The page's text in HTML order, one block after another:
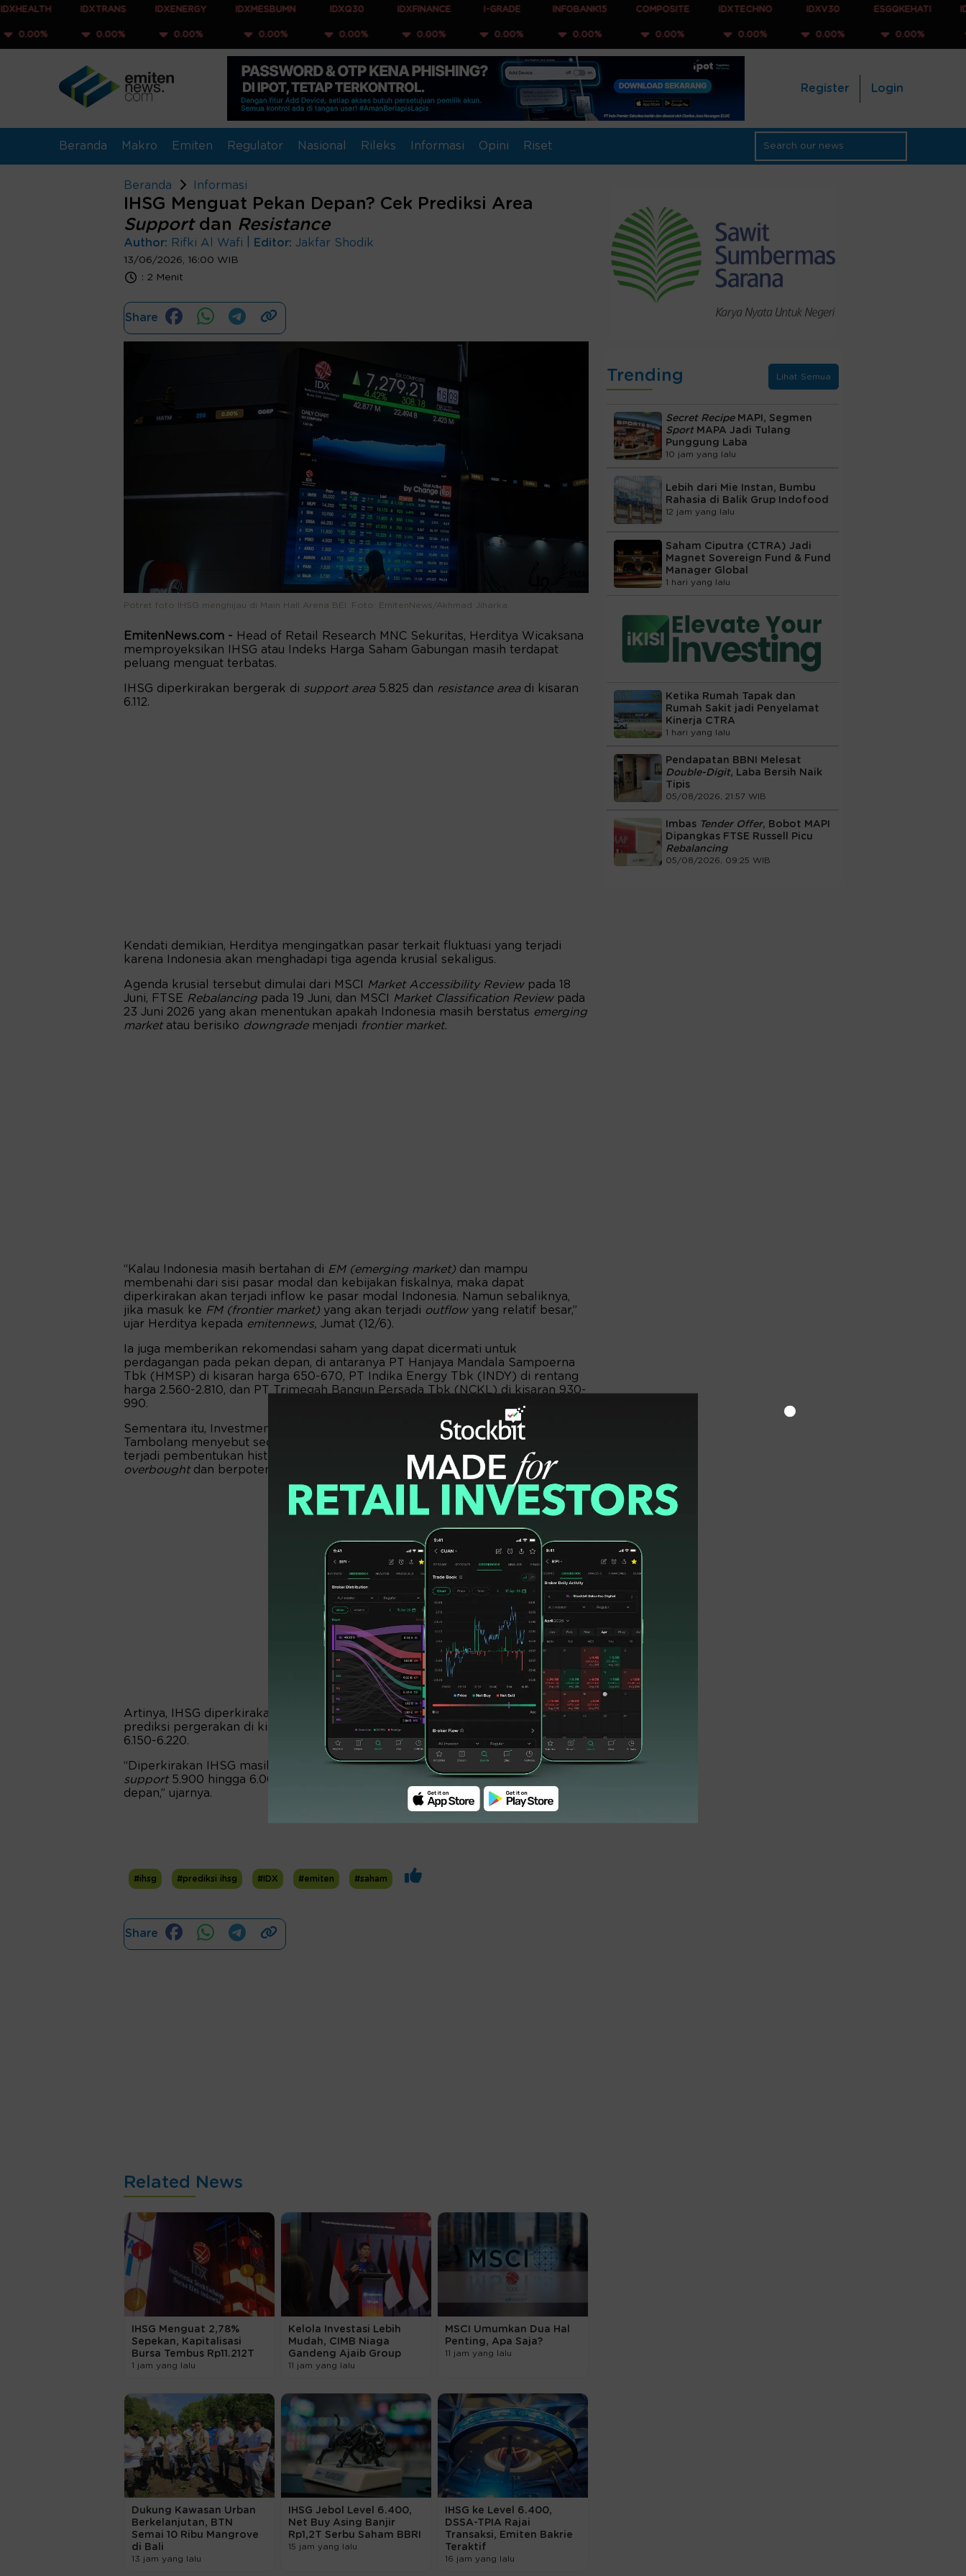
IDXTRANS
0.00%
IDXENERGY
0.00%
IDXMESBUMN
0.00%
IDXQ30
0.00%
IDXFINANCE
0.00%
I-GRADE
0.00%
INFOBANK15
0.00%
COMPOSITE
0.00%
IDXTECHNO
0.00%
IDXV30
0.00%
ESGQKEHATI
0.00%
IDXNONCYC
0.00%
Register Login
Beranda Makro Emiten Regulator Nasional Rileks Informasi Opini Riset
Beranda Informasi
IHSG Menguat Pekan Depan? Cek Prediksi Area
Supportdan Resistance
Author: Rifki Al Wafi Editor: Jakfar Shodik
13/06/2026, 16:00 WIB
: 2 Menit
Share
Potret foto IHSG menghijau di Main Hall Arena BEI. Foto: EmitenNews/Akhmad Jiharka.
EmitenNews.com - Head of Retail Research MNC Sekuritas, Herditya Wicaksana
memproyeksikan IHSG atau Indeks Harga Saham Gabungan masih terdapat
peluang menguat terbatas.
IHSG diperkirakan bergerak di support area 5.825 dan resistance area di kisaran
6.112.
Kendati demikian, Herditya mengingatkan pasar terkait fluktuasi yang terjadi
karena Indonesia akan menghadapi tiga agenda krusial sekaligus.
Agenda krusial tersebut dimulai dari MSCI Market Accessibility Reviewpada 18
Juni, FTSE Rebalancing pada 19 Juni, dan MSCI Market Classification Reviewpada
23 Juni 2026 yang akan menentukan apakah Indonesia masih berstatus emerging
market atau berisiko downgrademenjadi frontier market.
“Kalau Indonesia masih bertahan di EM (emerging market) dan mampu
membenahi dari sisi pasar modal dan kebijakan fiskalnya, maka dapat
diperkirakan akan terjadi inflow ke pasar modal Indonesia. Namun sebaliknya,
jika masuk ke FM (frontier market) yang akan terjadi outflow yang relatif besar,”
ujar Herditya kepada emitennews, Jumat (12/6).
Ia juga memberikan rekomendasi saham yang dapat dicermati untuk
perdagangan pada pekan depan, di antaranya PT Hanjaya Mandala Sampoerna
Tbk (HMSP) di kisaran harga 650-670, PT Indika Energy Tbk (INDY) di rentang
harga 2.560-2.810, dan PT Trimegah Bangun Persada Tbk (NCKL) di kisaran 930-
990.
Sementara itu, Investment Advisor Phintraco Sekuritas, Alrich Paskalis
Tambolang menyebut secara teknikal MACD membentukGolden Cross
terjadi pembentukan histogram positif, namun Stochastic RSI berada di area
overboughtdan berpotensi terjadi
Artinya, IHSG diperkirakan masih berpotensi menguji level MA20 dengan
prediksi pergerakan di kisaran
support 5.900-6.000 danresistance
di kisaran
6.150-6.220.
“Diperkirakan IHSG masih berpotensi menguat, dan bergerak pada kisaran
support 5.900 hingga 6.000, dan
6.150 hingga 6.220 pada pekan
depan,” ujarnya.
#ihsg #prediksi ihsg #IDX #emiten #saham
Share
Related News
IHSG Menguat 2,78%
Sepekan, Kapitalisasi
Bursa Tembus Rp11.212T
1 jam yang lalu
Kelola Investasi Lebih
Mudah, CIMB Niaga
Gandeng Ajaib Group
11 jam yang lalu
MSCI Umumkan Dua Hal
Penting, Apa Saja?
11 jam yang lalu
Dukung Kawasan Urban
Berkelanjutan, BTN
Semai 10 Ribu Mangrove
di Bali
13 jam yang lalu
IHSG Jebol Level 6.400,
Net Buy Asing Banjir
Rp1,2T Serbu Saham BBRI
15 jam yang lalu
IHSG ke Level 6.400,
DSSA-TPIA Rajai
Transaksi, Emiten Bakrie
Teraktif
16 jam yang lalu
Trending Lihat Semua
Secret RecipeMAPI, Segmen
Sport MAPA Jadi Tulang
Punggung Laba
10 jam yang lalu
Lebih dari Mie Instan, Bumbu
Rahasia di Balik Grup Indofood
12 jam yang lalu
Saham Ciputra (CTRA) Jadi
Magnet Sovereign Fund & Fund
Manager Global
1 hari yang lalu
Ketika Rumah Tapak dan
Rumah Sakit jadi Penyelamat
Kinerja CTRA
1 hari yang lalu
Pendapatan BBNI Melesat
Double-Digit, Laba Bersih Naik
Tipis
05/08/2026, 21:57 WIB
Imbas Tender Offer, Bobot MAPI
Dipangkas FTSE Russell Picu
Rebalancing
05/08/2026, 09:25 WIB